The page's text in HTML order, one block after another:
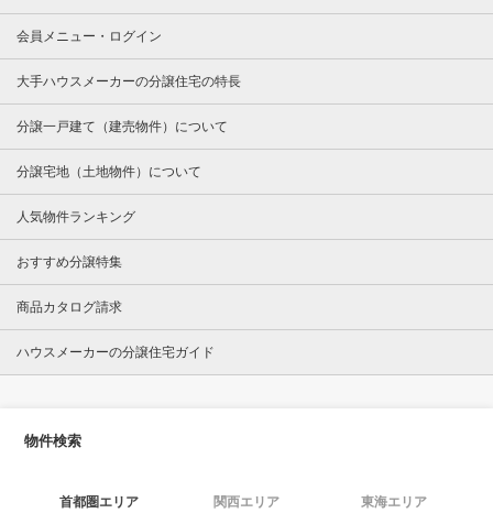
会員メニュー・ログイン
大手ハウスメーカーの分譲住宅の特長
分譲一戸建て（建売物件）について
分譲宅地（土地物件）について
人気物件ランキング
おすすめ分譲特集
商品カタログ請求
ハウスメーカーの分譲住宅ガイド
物件検索
首都圏エリア 関西エリア 東海エリア